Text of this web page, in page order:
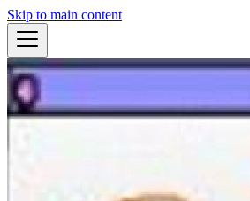
Skip to main content